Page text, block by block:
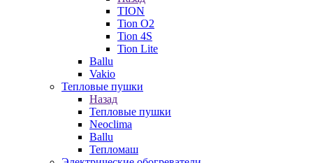
TION
Tion O2
Tion 4S
Tion Lite
Ballu
Vakio
Тепловые пушки
Назад
Тепловые пушки
Neoclima
Ballu
Тепломаш